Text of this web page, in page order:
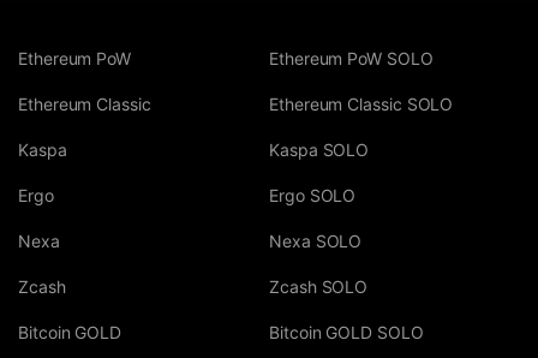
Ethereum PoW
Ethereum Classic
Kaspa
Ergo
Nexa
Zcash
Bitcoin GOLD
Ethereum PoW SOLO
Ethereum Classic SOLO
Kaspa SOLO
Ergo SOLO
Nexa SOLO
Zcash SOLO
Bitcoin GOLD SOLO